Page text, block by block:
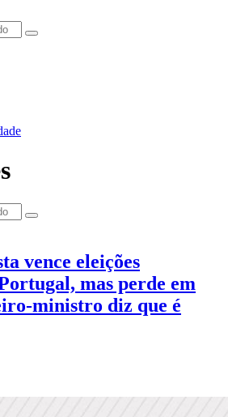
vence eleições
mas perde em
ministro diz que é